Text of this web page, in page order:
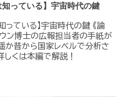
知っている】宇宙時代の鍵
っている】宇宙時代の鍵 《論
ウン博士の広報担当者の手紙が
昔から国家レベルで分析さ
くは本編で解説！